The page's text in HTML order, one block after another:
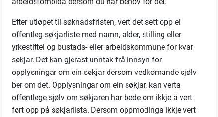
Etter utløpet til søknadsfristen, vert det sett opp ei
offentleg søkjarliste med namn, alder, stilling eller
yrkestittel og bustads- eller arbeidskommune for kvar
søkjar. Det kan gjerast unntak frå innsyn for
opplysningar om ein søkjar dersom vedkomande sjølv
ber om det. Opplysningar om ein søkjar, kan verta
offentlege sjølv om søkjaren har bede om ikkje å vert
ført opp på søkjarlista. Dersom oppmodinga ikkje vert